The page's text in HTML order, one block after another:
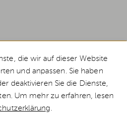
Europas grosser Weber Spezialist
und zzgl.
dem bisherigen Preis bei Weststyle.
die wir auf dieser Website
und anpassen. Sie haben
deaktivieren Sie die Dienste,
Um mehr zu erfahren, lesen
.